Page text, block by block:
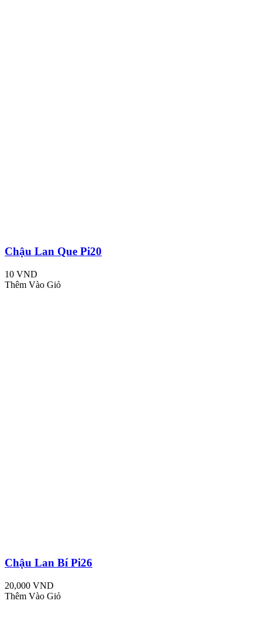
Chậu Lan Que Pi20
10 VND
Thêm Vào Giỏ
Chậu Lan Bí Pi26
20,000 VND
Thêm Vào Giỏ